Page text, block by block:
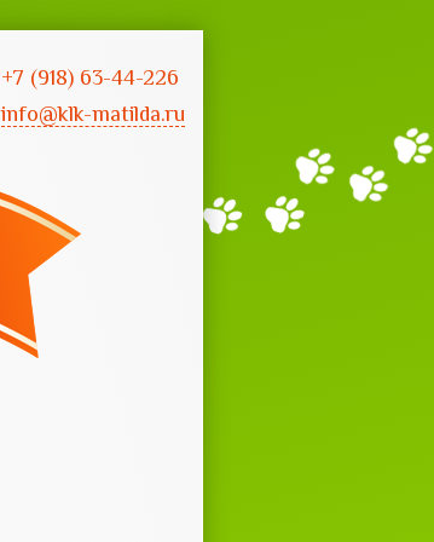
info@klk-matilda.ru
+7 (918) 63-44-226